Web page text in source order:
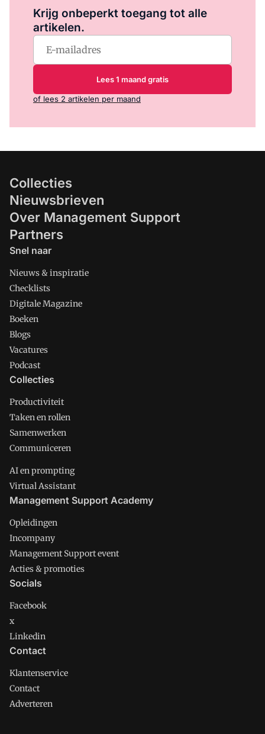
Krijg onbeperkt toegang tot alle
artikelen.
Lees 1 maand gratis
of lees 2 artikelen per maand
Collecties
Nieuwsbrieven
Over Management Support
Partners
Snel naar
Nieuws & inspiratie
Checklists
Digitale Magazine
Boeken
Blogs
Vacatures
Podcast
Collecties
Productiviteit
Taken en rollen
Samenwerken
Communiceren
AI en prompting
Virtual Assistant
Management Support Academy
Opleidingen
Incompany
Management Support event
Acties & promoties
Socials
Facebook
x
Linkedin
Contact
Klantenservice
Contact
Adverteren